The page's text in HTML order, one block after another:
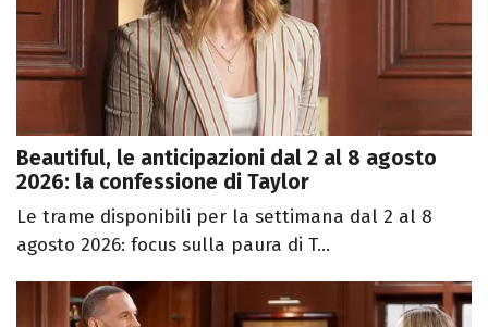
Beautiful, le anticipazioni dal 2 al 8 agosto
2026: la confessione di Taylor
Le trame disponibili per la settimana dal 2 al 8
agosto 2026: focus sulla paura di T...